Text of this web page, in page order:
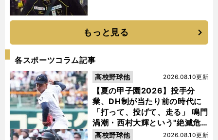
もっと見る
各スポーツコラム記事
【夏の甲子園2026】投手分
業、DH制が当たり前の時代に
「打って、投げて、走る」 鳴門
渦潮・西村大輝という"絶滅危
惧種"
2026.08.10更新
高校野球他
2026.08.10更新
高校野球他